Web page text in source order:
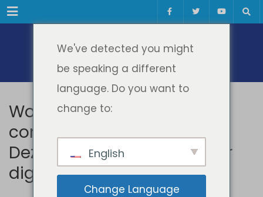
Meniul
Workshop internațional
competențe digitale 2025:
Dezvoltarea competențelor
digitale pentru reziliență
We've detected you might
be speaking a different
language. Do you want to
change to:
English
Change Language